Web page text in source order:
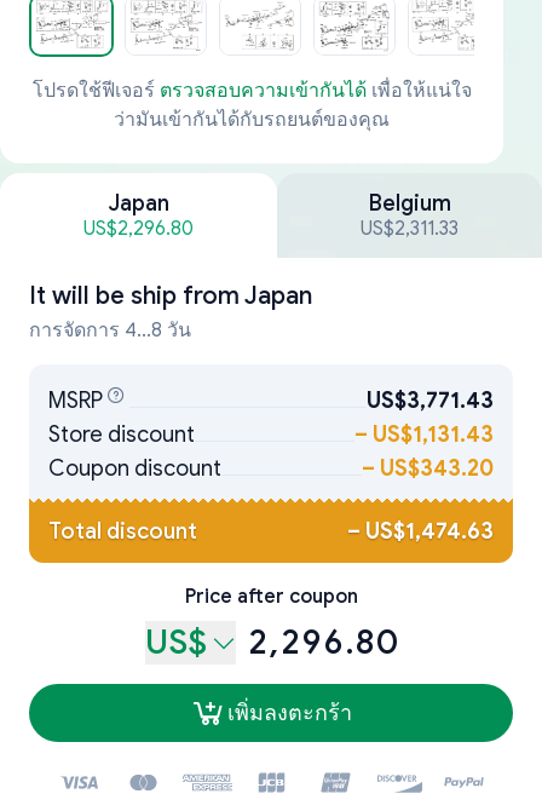
โปรดใช้ฟีเจอร์ ตรวจสอบความเข้ากันได้เพื่อให้แน่ใจ
ว่ามันเข้ากันได้กับรถยนต์ของคุณ
Japan
US$2,296.80
Belgium
US$2,311.33
It will be ship from Japan
การจัดการ 4...8 วัน
MSRP
US$3,771.43
Store discount
– US$1,131.43
Coupon discount
– US$343.20
Total discount – US$1,474.63
Price after coupon
US$ 2,296.80
เพิ่มลงตะกร้า